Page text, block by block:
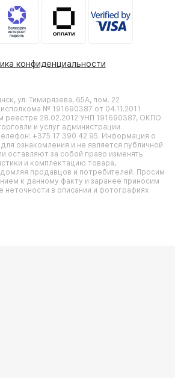
конфиденциальности
ул. Тимирязева, 65А, пом. 22
№ 191690387 от 04.11.2011
реестре 28.02.2012 УНП 191690387, ОКПО
и услуг администрации
+375 17 390 42 95. Информация о
ознакомления и не является публичной
оставляют за собой право изменять
и комплектацию товара,
продавцов и потребителей. Просим
к данному факту и заранее приносим
неточности в описании и фотографиях